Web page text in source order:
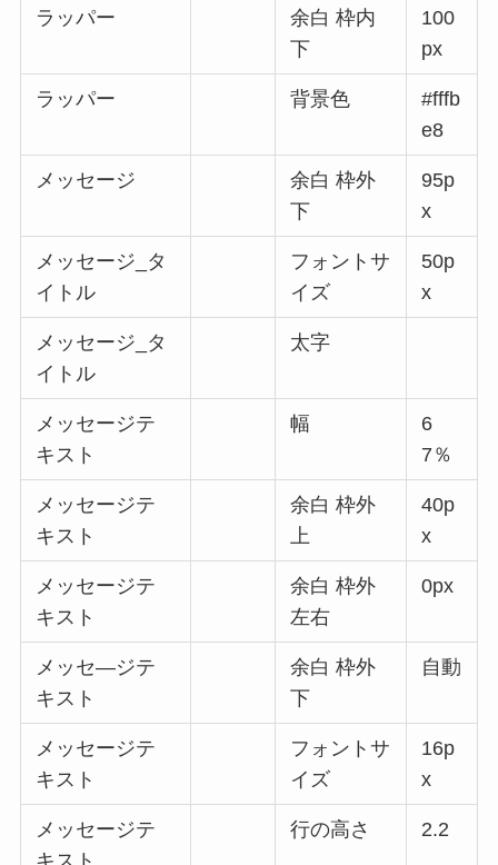
ラッパー
余白 枠内
下
100
px
ラッパー 背景色
#fffb
e8
メッセージ
余白 枠外
下
95p
x
メッセージ_タ
イトル
フォントサ
イズ
50p
x
メッセージ_タ
イトル
太字
メッセージテ
キスト
幅
6
7％
メッセージテ
キスト
余白 枠外
上
40p
x
メッセージテ
キスト
余白 枠外
左右
0px
メッセ―ジテ
キスト
余白 枠外
下
自動
メッセージテ
キスト
フォントサ
イズ
16p
x
メッセージテ
キスト
行の高さ 2.2